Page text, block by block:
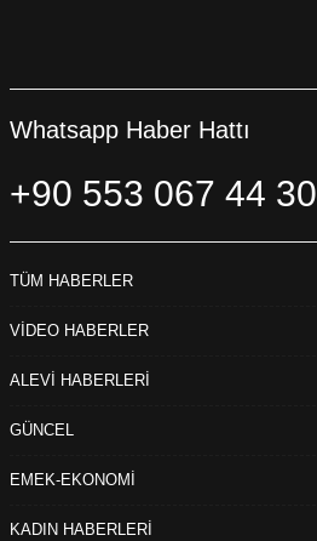
Whatsapp Haber Hattı
+90 553 067 44 30
TÜM HABERLER
VİDEO HABERLER
ALEVİ HABERLERİ
GÜNCEL
EMEK-EKONOMİ
KADIN HABERLERİ